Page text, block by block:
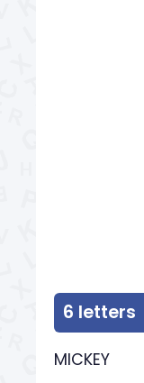
6 letters
MICKEY